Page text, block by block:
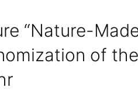
“Nature-
of the